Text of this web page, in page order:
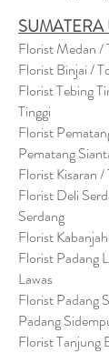
Florist Medan /
Florist Binjai /
Florist Tebing
Tinggi
Florist
Pematang
Florist Kisaran /
Florist Deli
Serdang
Florist
Florist Padang
Lawas
Florist Padang
Padang
Florist Tanjung